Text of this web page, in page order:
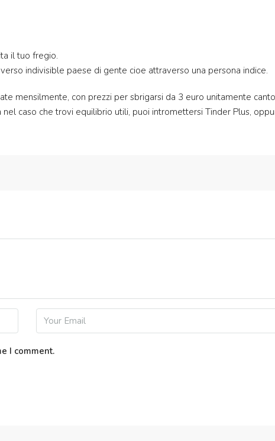
il tuo fregio.
indivisible paese di gente cioe attraverso una persona indice.
mensilmente, con prezzi per sbrigarsi da 3 euro unitamente
caso che trovi equilibrio utili, puoi intromettersi Tinder Plus,
I comment.